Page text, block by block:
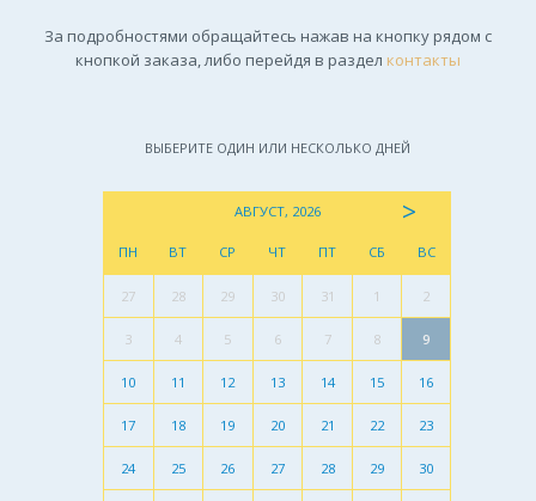
За подробностями обращайтесь нажав на кнопку рядом с
кнопкой заказа, либо перейдя в раздел контакты
ВЫБЕРИТЕ ОДИН ИЛИ НЕСКОЛЬКО ДНЕЙ
АВГУСТ, 2026 >
ПН ВТ СР ЧТ ПТ СБ ВС
27 28 29 30 31 1 2
3 4 5 6 7 8 9
10 11 12 13 14 15 16
17 18 19 20 21 22 23
24 25 26 27 28 29 30